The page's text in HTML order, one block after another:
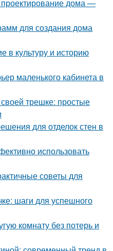
дома —
для создания дома
в культуру и историю
маленького кабинета в
трешке: простые
для отделок стен в
использовать
советы для
шаги для успешного
комнату без потерь и